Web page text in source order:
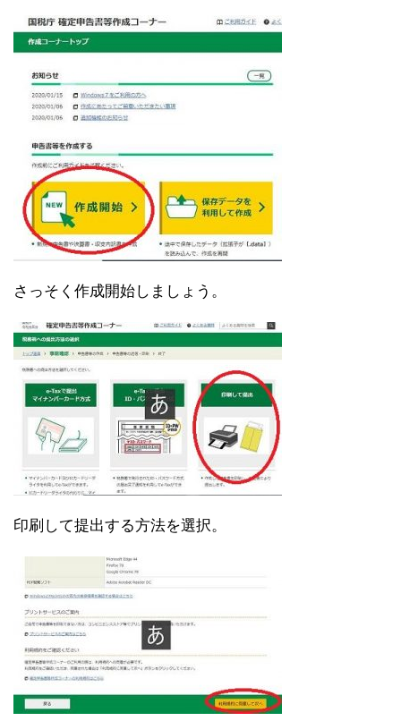
さっそく作成開始しましょう。
印刷して提出する方法を選択。